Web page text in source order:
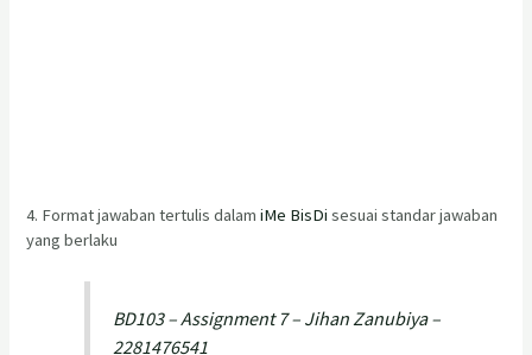
4. Format jawaban tertulis dalamiMe BisDi sesuai standar jawaban
yang berlaku
BD103 – Assignment 7 – Jihan Zanubiya –
2281476541